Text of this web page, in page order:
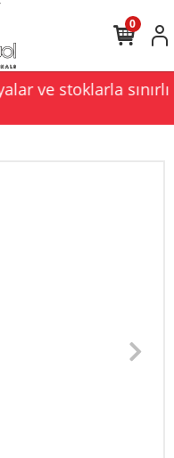
ve stoklarla
0